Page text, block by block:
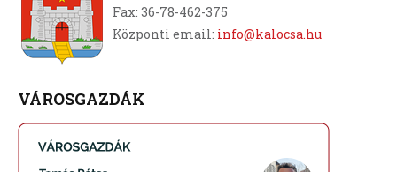
Fax: 36-78-462-375
Központi email: info@kalocsa.hu
VÁROSGAZDÁK